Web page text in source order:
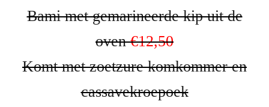
Bami met gemarineerde kip uit de
oven€12,50
Komt met zoetzure komkommer en
cassavekroepoek